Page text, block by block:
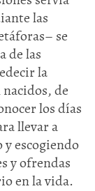
las
se
de las
la
de
los días
llevar a
escogiendo
y ofrendas
en la vida.